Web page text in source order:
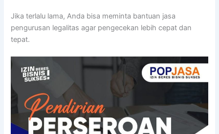
Jika terlalu lama, Anda bisa meminta bantuan jasa
pengurusan legalitas agar pengecekan lebih cepat dan
tepat.